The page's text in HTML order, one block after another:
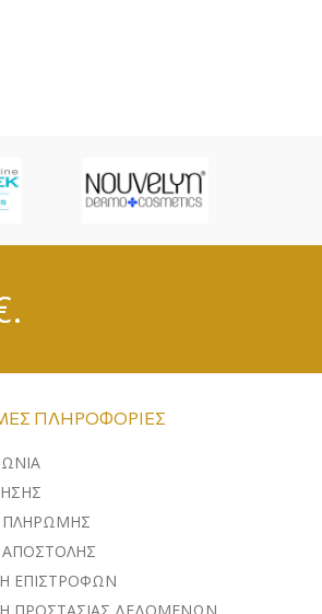
ΠΛΗΡΟΦΟΡΊΕΣ
ΠΛΗΡΩΜΉΣ
ΑΠΟΣΤΟΛΉΣ
ΕΠΙΣΤΡΟΦΏΝ